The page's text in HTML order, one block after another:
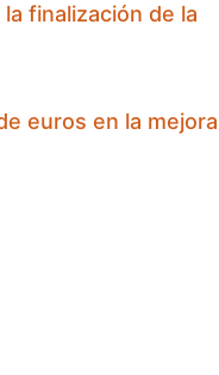
finalización de la
euros en la mejora